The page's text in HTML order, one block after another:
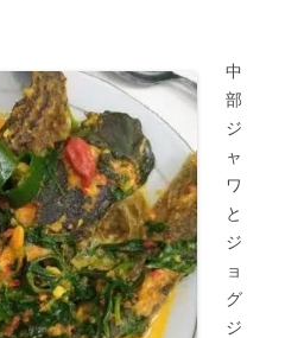
中
部
ジ
ャ
ワ
と
ジ
ョ
グ
ジ